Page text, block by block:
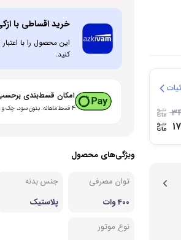
خرید اقساطی با
این محصول را با
کنید.
امکان قسط‌بندی برحسب
۴ قسط ماهانه. بدون سود، چک و ضامن.
ویژگی‌های محصول
توان مصرفی
400 وات
جنس بدنه
پلاستیک
نوع موتور